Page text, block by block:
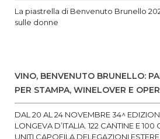
La piastrella di Benvenuto Brunello
sulle donne
VINO, BENVENUTO BRUNELLO:
PER STAMPA, WINELOVER E
DAL 20 AL 24 NOVEMBRE 34^
LONGEVA D’ITALIA. 122 CANTINE E
UNITI CAPOFILA DELEGAZIONI ESTERE